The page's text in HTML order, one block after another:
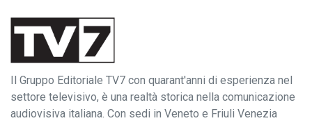
Il Gruppo Editoriale TV7 con quarant'anni di esperienza nel
settore televisivo, è una realtà storica nella comunicazione
audiovisiva italiana. Con sedi in Veneto e Friuli Venezia